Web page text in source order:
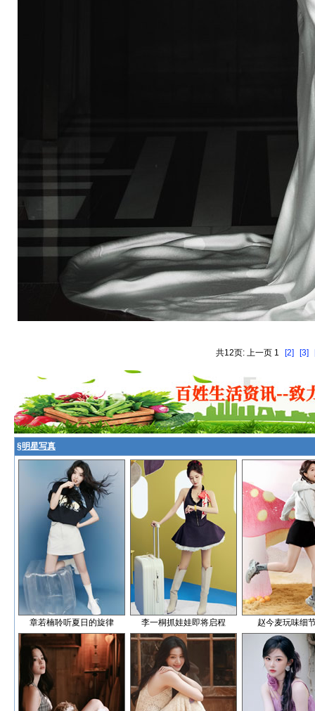
共12页: 上一页 1 [2] [3]
§明星写真
章若楠聆听夏日的旋律 李一桐抓娃娃即将启程 赵今麦玩味细